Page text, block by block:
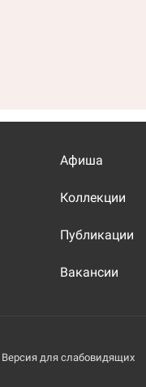
Афиша
Коллекции
Публикации
Вакансии
Версия для слабовидящих